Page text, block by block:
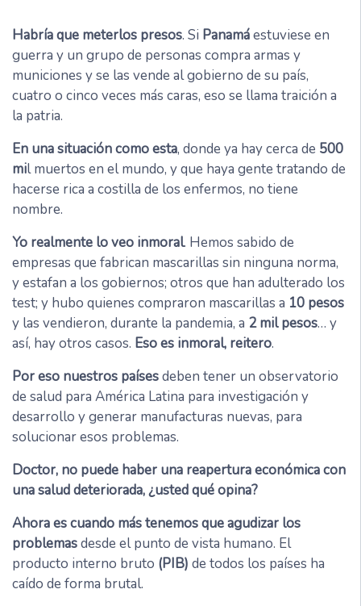
Habría que meterlos presos. Si Panamáestuviese en
guerra y un grupo de personas compra armas y
municiones y se las vende al gobierno de su país,
cuatro o cinco veces más caras, eso se llama traición a
la patria.
En una situación como esta, donde ya hay cerca de 500
mil muertos en el mundo, y que haya gente tratando de
hacerse rica a costilla de los enfermos, no tiene
nombre.
Yo realmente lo veo inmoral. Hemos sabido de
empresas que fabrican mascarillas sin ninguna norma,
y estafan a los gobiernos; otros que han adulterado los
test; y hubo quienes compraron mascarillas a 10 pesos
y las vendieron, durante la pandemia, a 2 mil pesos… y
así, hay otros casos. Eso es inmoral, reitero.
Por eso nuestros paísesdeben tener un observatorio
de salud para América Latina para investigación y
desarrollo y generar manufacturas nuevas, para
solucionar esos problemas.
Doctor, no puede haber una reapertura económica con
una salud deteriorada, ¿usted qué opina?
Ahora es cuando más tenemos que agudizar los
problemasdesde el punto de vista humano. El
producto interno bruto (PIB) de todos los países ha
caído de forma brutal.